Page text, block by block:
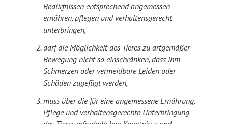
Bedürfnissen entsprechend angemessen
ernähren, pflegen und verhaltensgerecht
unterbringen,
darf die Möglichkeit des Tieres zu artgemäßer
Bewegung nicht so einschränken, dass ihm
Schmerzen oder vermeidbare Leiden oder
Schäden zugefügt werden,
muss über die für eine angemessene Ernährung,
Pflege und verhaltensgerechte Unterbringung